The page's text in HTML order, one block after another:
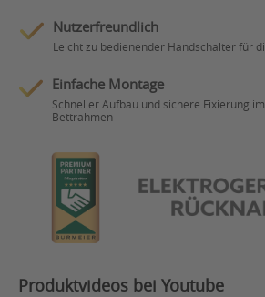
Nutzerfreundlich
Leicht zu bedienender Handschalter für
Einfache Montage
Schneller Aufbau und sichere Fixierung
Bettrahmen
Produktvideos bei Youtube